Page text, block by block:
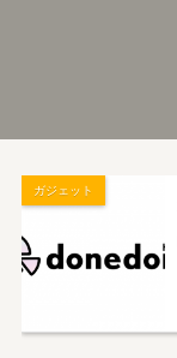
ガジェット